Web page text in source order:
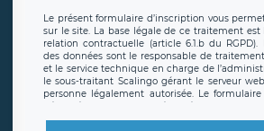
Le présent formulaire d’inscription vous
sur le site. La base légale de ce traitement est
relation contractuelle (article 6.1.b du RGPD).
des données sont le responsable de
et le service technique en charge de
le sous-traitant Scalingo gérant le serveur
personne légalement autorisée. Le
offrant desclauses de protection